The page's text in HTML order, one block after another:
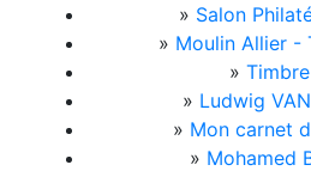
» Salon
» Moulin Allier -
»
» Ludwig
» Mon carnet
» Mohamed